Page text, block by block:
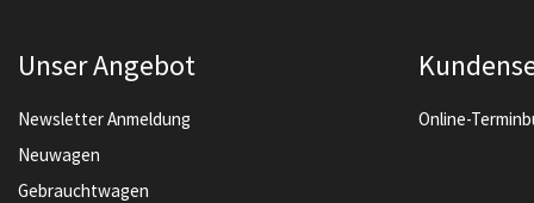
Unser Angebot
Newsletter Anmeldung
Neuwagen
Gebrauchtwagen
Online-